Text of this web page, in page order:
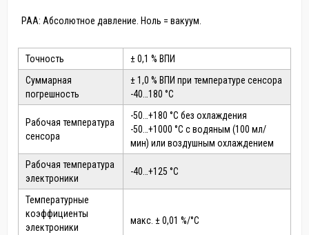
PAA: Абсолютное давление. Ноль = вакуум.
Точность
± 0,1 % ВПИ
Суммарная
погрешность
± 1,0 % ВПИ при температуре сенсора
-40…180 °C
Рабочая температура
сенсора
-50…+180 °C без охлаждения
-50…+1000 °C с водяным (100 мл/
мин) или воздушным охлаждением
Рабочая температура
электроники
-40…+125 °C
Температурные
коэффициенты
электроники
макс. ± 0,01 %/°C